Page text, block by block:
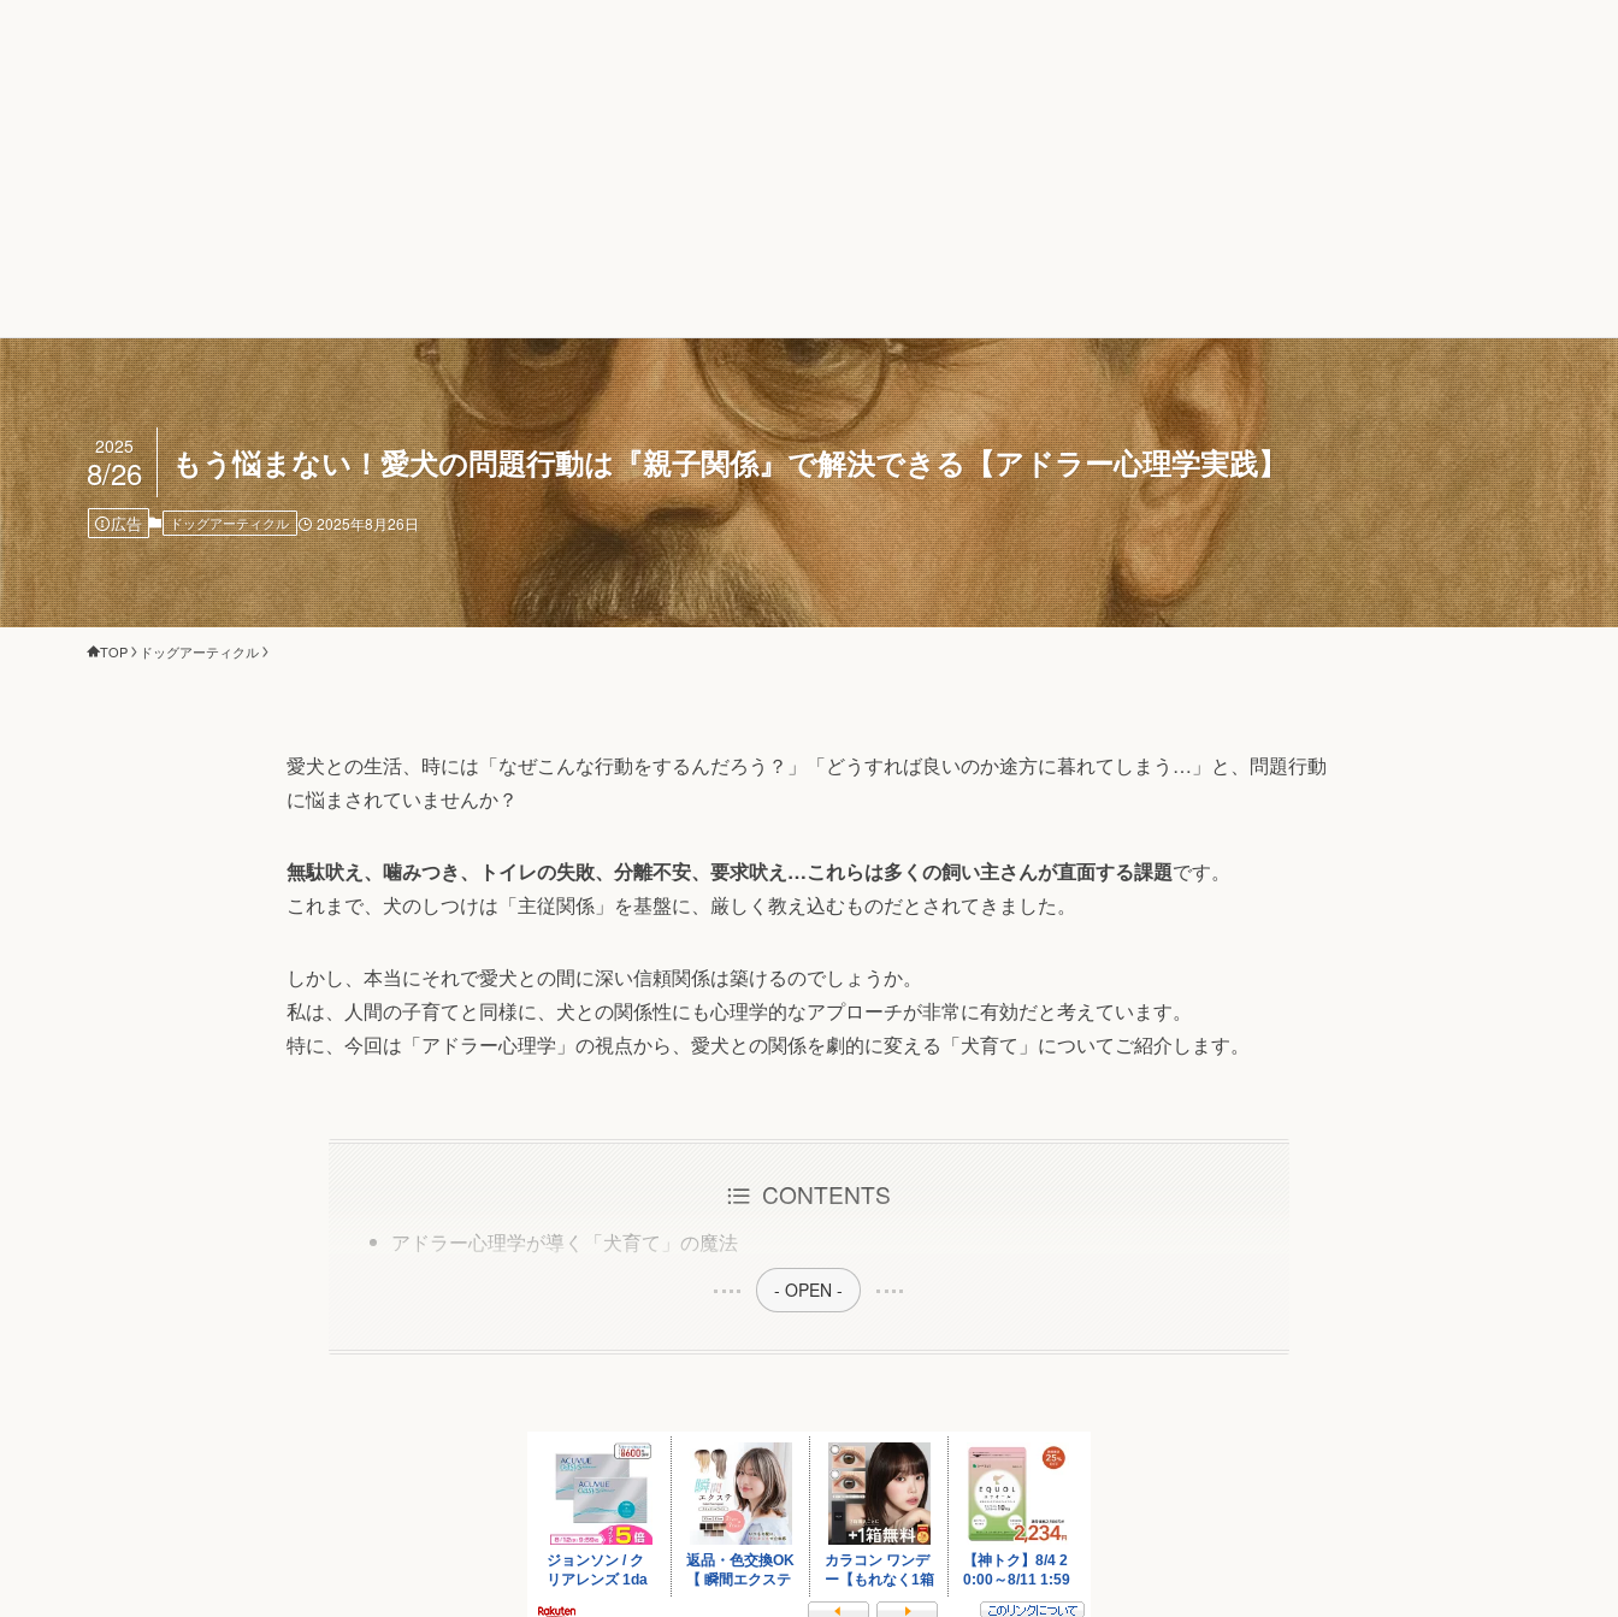
もう悩まない！愛犬の問題行動は『親子関係』で解決できる【アドラー心理学実践】
2025
8/26
広告 ドッグアーティクル 2025年8月26日
TOP ドッグアーティクル
愛犬との生活、時には「なぜこんな行動をするんだろう？」「どうすれば良いのか途方に暮れてしまう…」と、問題行動
に悩まされていませんか？
無駄吠え、噛みつき、トイレの失敗、分離不安、要求吠え…これらは多くの飼い主さんが直面する課題です。
これまで、犬のしつけは「主従関係」を基盤に、厳しく教え込むものだとされてきました。
しかし、本当にそれで愛犬との間に深い信頼関係は築けるのでしょうか。
私は、人間の子育てと同様に、犬との関係性にも心理学的なアプローチが非常に有効だと考えています。
特に、今回は「アドラー心理学」の視点から、愛犬との関係を劇的に変える「犬育て」についてご紹介します。
CONTENTS
アドラー心理学が導く「犬育て」の魔法
- OPEN -